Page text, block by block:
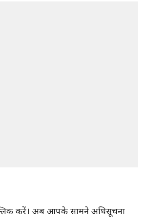
करें। अब आपके सामने अधिसूचना